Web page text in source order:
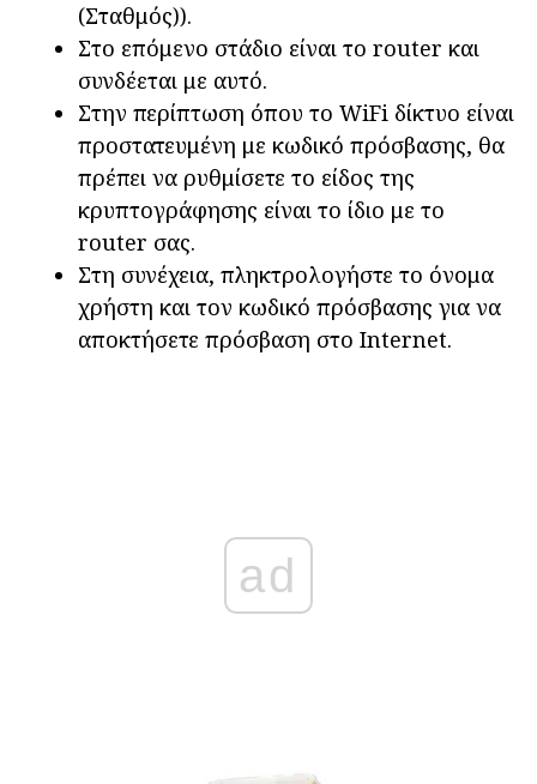
(Σταθμός)).
Στο επόμενο στάδιο είναι το router και
συνδέεται με αυτό.
Στην περίπτωση όπου το WiFi δίκτυο είναι
προστατευμένη με κωδικό πρόσβασης, θα
πρέπει να ρυθμίσετε το είδος της
κρυπτογράφησης είναι το ίδιο με το
router σας.
Στη συνέχεια, πληκτρολογήστε το όνομα
χρήστη και τον κωδικό πρόσβασης για να
αποκτήσετε πρόσβαση στο Internet.
ad